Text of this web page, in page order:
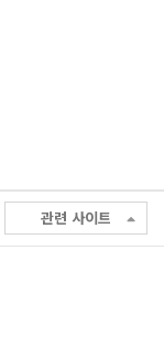
관련 사이트